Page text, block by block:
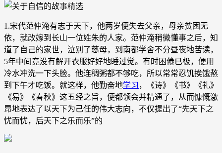
1.宋代范仲淹有志于天下，他两岁便失去父亲，母亲贫困无
依，就改嫁到长山一位姓朱的人家。范仲淹稍微懂事之后，知
道了自己的家世，泣别了慈母，到南都学舍不分昼夜地苦读，
5年中间竟没有解开衣服好好地睡过觉。有时困倦已极，便用
冷水冲洗一下头脸。他连稠粥都不够吃，所以常常忍饥挨饿熬
到下午才吃饭。就这样，他勤奋地学习，《诗》《书》《礼》
《易》《春秋》这五经之旨，便都领会并精通了，从而慷慨激
昂地表达了以天下为己任的伟大志向，不仅提出了“先天下之
忧而忧，后天下之乐而乐”的